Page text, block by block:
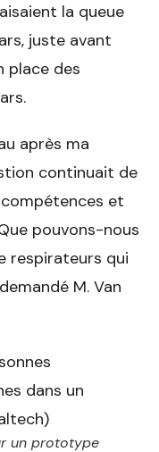
la queue
juste avant
place des
après ma
continuait de
et
pouvons-nous
respirateurs qui
M. Van
un prototype